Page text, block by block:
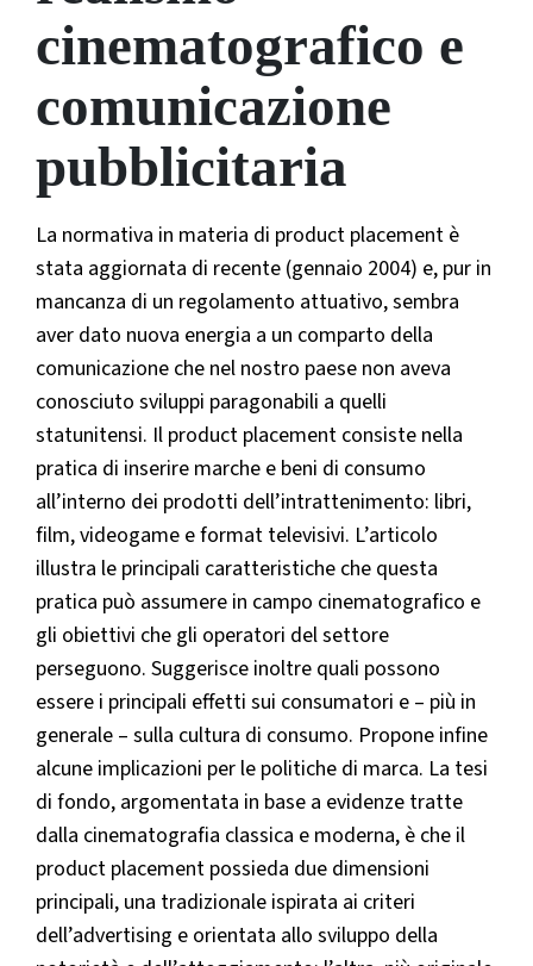
cinematografico e
comunicazione
pubblicitaria
La normativa in materia di product placement è
stata aggiornata di recente (gennaio 2004) e, pur in
mancanza di un regolamento attuativo, sembra
aver dato nuova energia a un comparto della
comunicazione che nel nostro paese non aveva
conosciuto sviluppi paragonabili a quelli
statunitensi. Il product placement consiste nella
pratica di inserire marche e beni di consumo
all’interno dei prodotti dell’intrattenimento: libri,
film, videogame e format televisivi. L’articolo
illustra le principali caratteristiche che questa
pratica può assumere in campo cinematografico e
gli obiettivi che gli operatori del settore
perseguono. Suggerisce inoltre quali possono
essere i principali effetti sui consumatori e – più in
generale – sulla cultura di consumo. Propone infine
alcune implicazioni per le politiche di marca. La tesi
di fondo, argomentata in base a evidenze tratte
dalla cinematografia classica e moderna, è che il
product placement possieda due dimensioni
principali, una tradizionale ispirata ai criteri
dell’advertising e orientata allo sviluppo della